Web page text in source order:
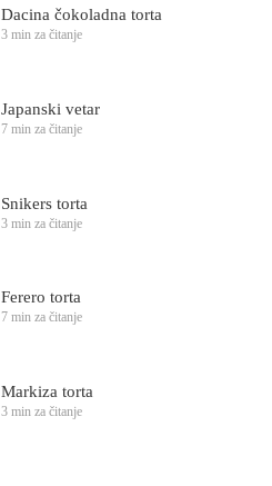
Dacina čokoladna torta
3 min za čitanje
Japanski vetar
7 min za čitanje
Snikers torta
3 min za čitanje
Ferero torta
7 min za čitanje
Markiza torta
3 min za čitanje